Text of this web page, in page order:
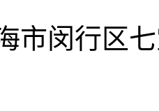
市闵行区